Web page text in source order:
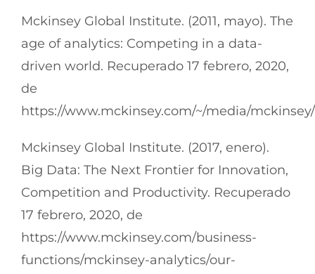
Mckinsey Global Institute. (2011, mayo). The
age of analytics: Competing in a data-
driven world. Recuperado 17 febrero, 2020,
de
https://www.mckinsey.com/~/media/
Mckinsey Global Institute. (2017, enero).
Big Data: The Next Frontier for Innovation,
Competition and Productivity. Recuperado
17 febrero, 2020, de
https://www.mckinsey.com/business-
functions/mckinsey-analytics/our-